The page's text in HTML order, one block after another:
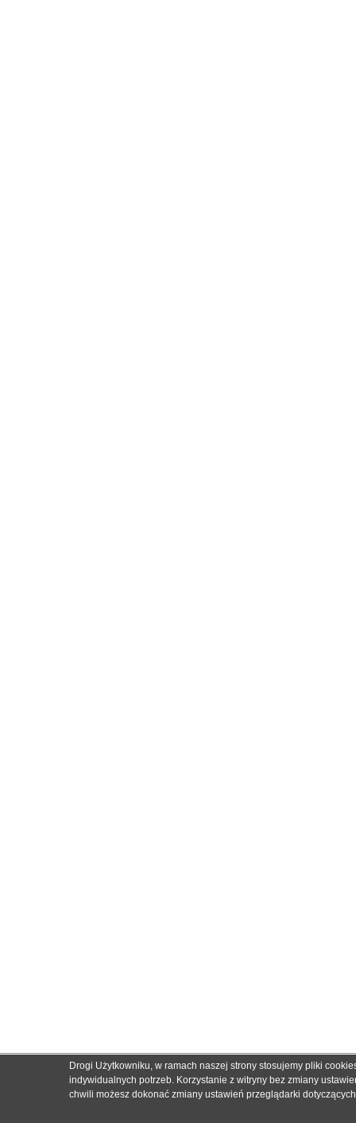
Drogi Użytkowniku, w ramach naszej strony stosujemy pliki
indywidualnych potrzeb. Korzystanie z witryny bez zmiany
chwili możesz dokonać zmiany ustawień przeglądarki